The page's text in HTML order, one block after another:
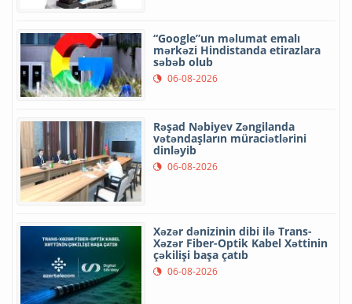
“Google”un məlumat emalı
mərkəzi Hindistanda etirazlara
səbəb olub
06-08-2026
Rəşad Nəbiyev Zəngilanda
vətəndaşların müraciətlərini
dinləyib
06-08-2026
Xəzər dənizinin dibi ilə Trans-
Xəzər Fiber-Optik Kabel Xəttinin
çəkilişi başa çatıb
06-08-2026